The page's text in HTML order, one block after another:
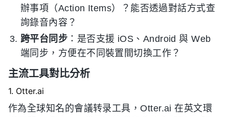
辦事項（Action Items）？能否透過對話方式查
詢錄音內容？
跨平台同步 ：是否支援 iOS、Android 與 Web
端同步，方便在不同裝置間切換工作？
主流工具對比分析
1. Otter.ai
作為全球知名的會議转录工具，Otter.ai 在英文環